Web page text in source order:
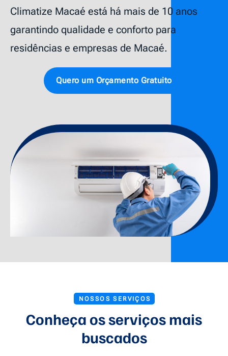
Climatize Macaé está há mais de 10 anos
garantindo qualidade e conforto para
residências e empresas de Macaé.
Quero um Orçamento Gratuito
NOSSOS SERVIÇOS
Conheça os serviços mais
buscados